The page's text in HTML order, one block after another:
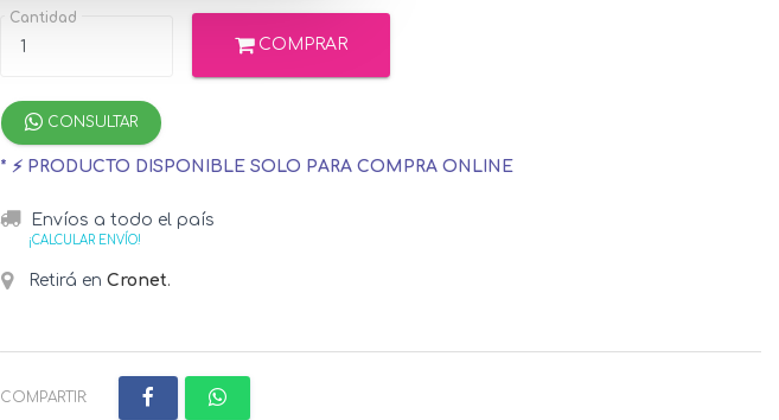
Cantidad
COMPRAR
CONSULTAR
* ⚡ PRODUCTO DISPONIBLE SOLO PARA COMPRA ONLINE
Envíos a todo el país
¡CALCULAR ENVÍO!
Retirá en Cronet.
COMPARTIR: